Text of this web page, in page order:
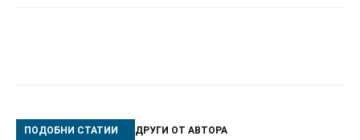
ПОДОБНИ СТАТИИ ДРУГИ ОТ АВТОРА